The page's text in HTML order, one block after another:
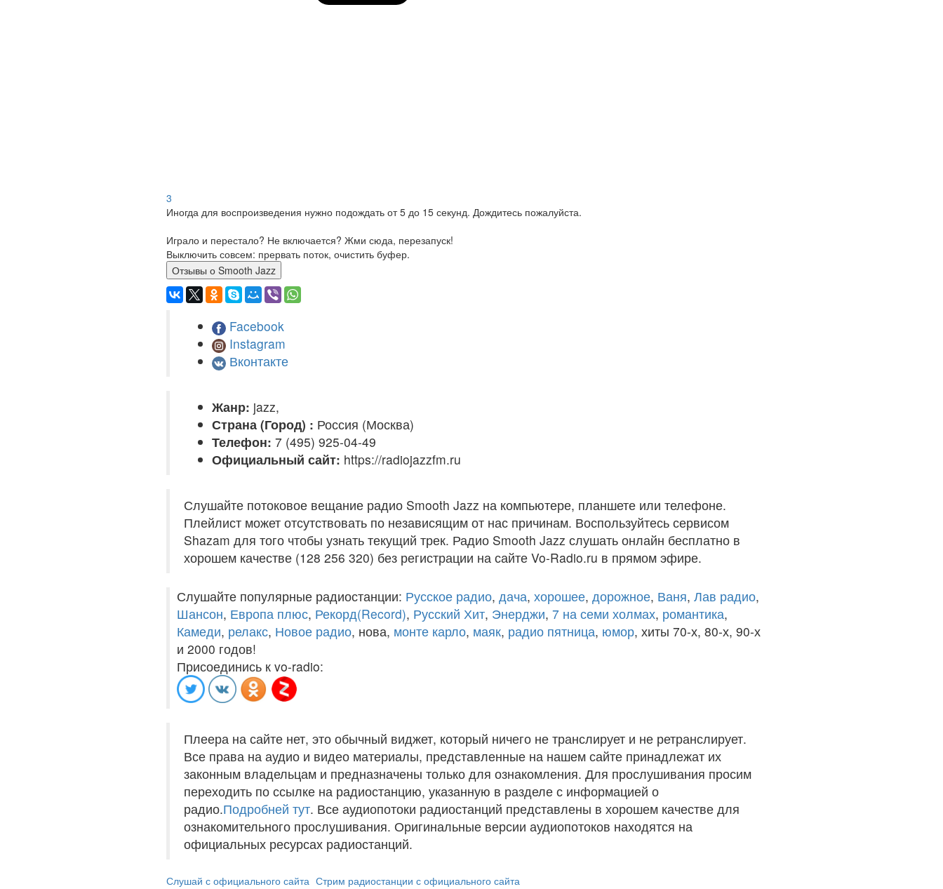
3
Иногда для воспроизведения нужно подождать от 5 до 15 секунд. Дождитесь пожалуйста.
Играло и перестало? Не включается? Жми сюда, перезапуск!
Выключить совсем: прервать поток, очистить буфер.
Отзывы о Smooth Jazz
Facebook
Instagram
Вконтакте
Жанр: jazz,
Страна (Город) : Россия (Москва)
Телефон: 7 (495) 925-04-49
Официальный сайт: https://radiojazzfm.ru
Слушайте потоковое вещание радио Smooth Jazz на компьютере, планшете или телефоне.
Плейлист может отсутствовать по независящим от нас причинам. Воспользуйтесь сервисом
Shazam для того чтобы узнать текущий трек. Радио Smooth Jazz слушать онлайн бесплатно в
хорошем качестве (128 256 320) без регистрации на сайте Vo-Radio.ru в прямом эфире.
Слушайте популярные радиостанции: Русское радио, дача, хорошее, дорожное, Ваня, Лав радио,
Шансон, Европа плюс, Рекорд(Record), Русский Хит, Энерджи, 7 на семи холмах, романтика,
Камеди, релакс, Новое радио, нова, монте карло, маяк, радио пятница, юмор, хиты 70-х, 80-х, 90-х
и 2000 годов!
Присоединись к vo-radio:
Плеера на сайте нет, это обычный виджет, который ничего не транслирует и не ретранслирует.
Все права на аудио и видео материалы, представленные на нашем сайте принадлежат их
законным владельцам и предназначены только для ознакомления. Для прослушивания просим
переходить по ссылке на радиостанцию, указанную в разделе с информацией о
радио.Подробней тут. Все аудиопотоки радиостанций представлены в хорошем качестве для
ознакомительного прослушивания. Оригинальные версии аудиопотоков находятся на
официальных ресурсах радиостанций.
Слушай с официального сайта Стрим радиостанции с официального сайта